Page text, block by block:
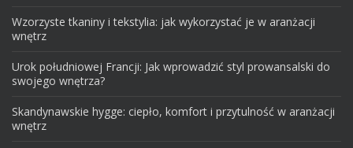
Wzorzyste tkaniny i tekstylia: jak wykorzystać je w aranżacji
wnętrz
Urok południowej Francji: Jak wprowadzić styl prowansalski do
swojego wnętrza?
Skandynawskie hygge: ciepło, komfort i przytulność w aranżacji
wnętrz